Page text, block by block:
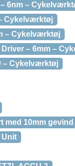
6nm –
Cykelværktøj
– Cykelværktøj
– 6mm –
– Cykelværktøj
med 10mm gevind
Unit